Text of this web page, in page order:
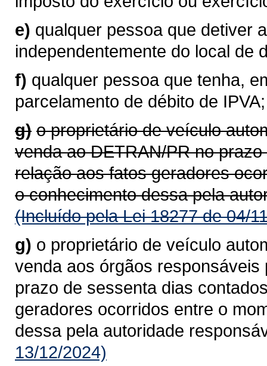
e) qualquer pessoa que detiver
independentemente do local de
f) qualquer pessoa que tenha,
parcelamento de débito de IPVA;
g) o proprietário de veículo
venda ao DETRAN/PR no
relação aos fatos geradores
o conhecimento dessa pela
(Incluído pela Lei 18277 de 04/
g) o proprietário de veículo
venda aos órgãos
prazo de sessenta dias
geradores ocorridos entre o
dessa pela autoridade
13/12/2024)